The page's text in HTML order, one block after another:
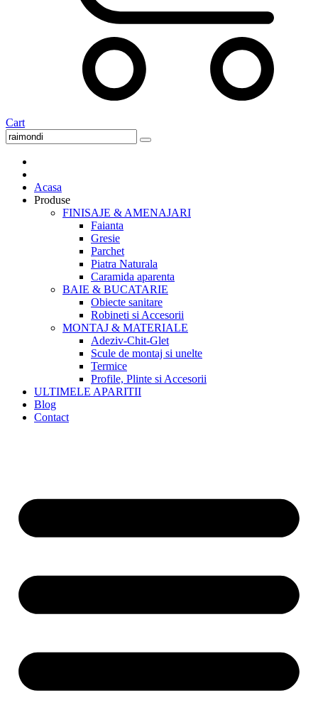
Cart
Acasa
Produse
FINISAJE & AMENAJARI
Faianta
Gresie
Parchet
Piatra Naturala
Caramida aparenta
BAIE & BUCATARIE
Obiecte sanitare
Robineti si Accesorii
MONTAJ & MATERIALE
Adeziv-Chit-Glet
Scule de montaj si unelte
Termice
Profile, Plinte si Accesorii
ULTIMELE APARITII
Blog
Contact